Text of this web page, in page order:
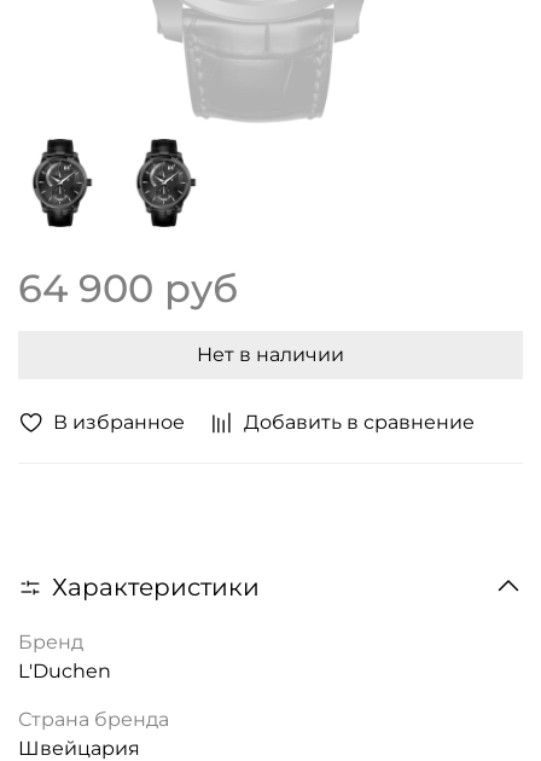
В избранное Добавить в сравнение
64 900 руб
Нет в наличии
Характеристики
Бренд
L'Duchen
Страна бренда
Швейцария